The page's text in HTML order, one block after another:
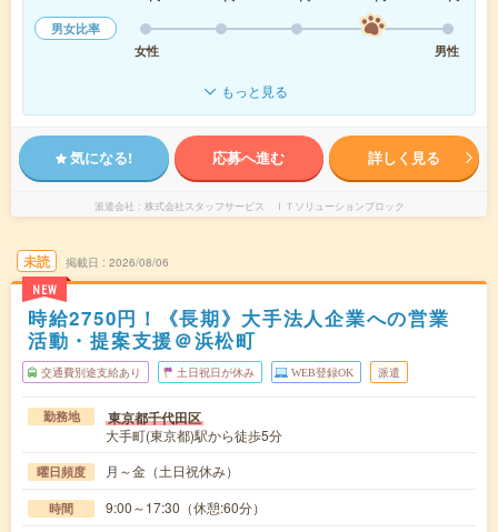
男女比率
女性
男性
もっと見る
気になる! 応募へ進む 詳しく見る
派遣会社 株式会社スタッフサービス ＩＴソリューションブロック
未読
NEW
掲載日 2026/08/06
時給2750円！《長期》大手法人企業への営業
活動・提案支援＠浜松町
交通費別途支給あり 土日祝日が休み WEB登録OK 派遣
勤務地 東京都千代田区
大手町(東京都)駅から徒歩5分
曜日頻度 月～金（土日祝休み）
時間 9:00～17:30（休憩:60分）